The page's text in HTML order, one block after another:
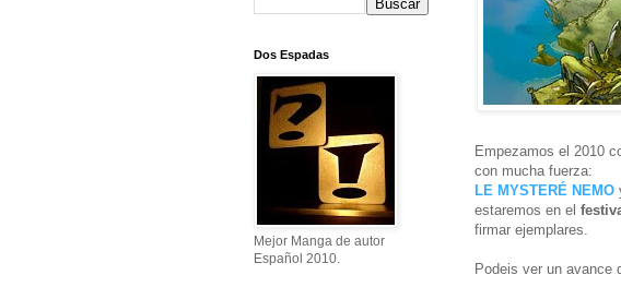
Empezamos el 2010
con mucha fuerza:
LE MYSTERÉ NEMO
estaremos en el
firmar ejemplares.
Podeis ver un avance
Dos Espadas
Mejor Manga de autor
Español 2010.